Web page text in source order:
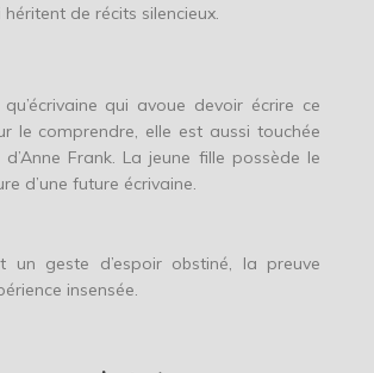
héritent de récits silencieux.
qui avoue devoir écrire ce
le comprendre, elle est aussi touchée
Frank. La jeune fille possède le
d’une future écrivaine.
un geste d’espoir obstiné, la preuve
insensée.